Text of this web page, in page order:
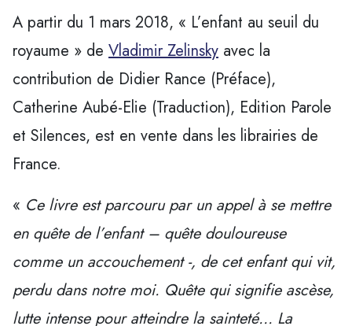
A partir du 1 mars 2018, « L’enfant au seuil du
royaume » de Vladimir Zelinsky avec la
contribution de‎ Didier Rance (Préface),‎
Catherine Aubé-Elie (Traduction), Edition Parole
et Silences, est en vente dans les librairies de
France.
« Ce livre est parcouru par un appel à se mettre
en quête de l’enfant – quête douloureuse
comme un accouchement -, de cet enfant qui vit,
perdu dans notre moi. Quête qui signifie ascèse,
lutte intense pour atteindre la sainteté… La